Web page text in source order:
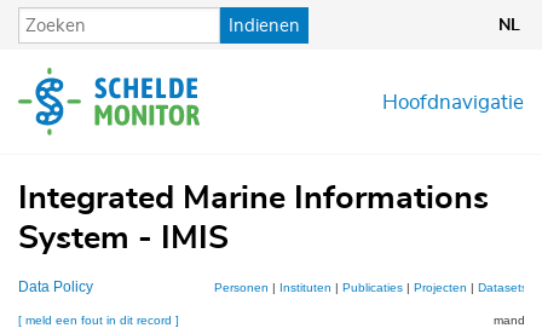
Overslaan
en
de
inhoud
Indienen NL
Hoofdnavigatie
Integrated Marine Informations
System - IMIS
Data Policy Personen | Instituten | Publicaties| Projecten | Datasets
[ meld een fout in dit record ] mandje